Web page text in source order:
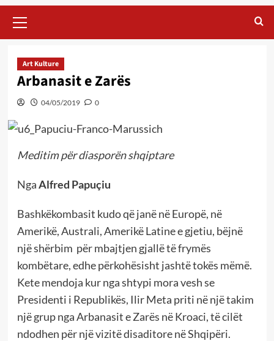
Menu
Art Kulture
Arbanasit e Zarës
04/05/2019 0
Meditim për diasporën shqiptare
NgaAlfred Papuçiu
Bashkëkombasit kudo që janë në Europë, në
Amerikë, Australi, Amerikë Latine e gjetiu, bëjnë
një shërbim për mbajtjen gjallë të frymës
kombëtare, edhe përkohësisht jashtë tokës mëmë.
Kete mendoja kur nga shtypi mora vesh se
Presidenti i Republikës, Ilir Meta priti në një takim
një grup nga Arbanasit e Zarës në Kroaci, të cilët
ndodhen për një vizitë disaditore në Shqipëri.